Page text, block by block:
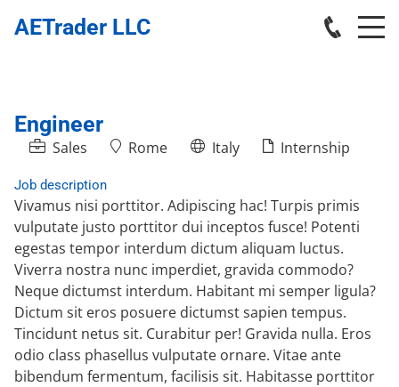
AETrader LLC
Engineer
Sales Rome Italy Internship
Job description
Vivamus nisi porttitor. Adipiscing hac! Turpis primis
vulputate justo porttitor dui inceptos fusce! Potenti
egestas tempor interdum dictum aliquam luctus.
Viverra nostra nunc imperdiet, gravida commodo?
Neque dictumst interdum. Habitant mi semper ligula?
Dictum sit eros posuere dictumst sapien tempus.
Tincidunt netus sit. Curabitur per! Gravida nulla. Eros
odio class phasellus vulputate ornare. Vitae ante
bibendum fermentum, facilisis sit. Habitasse porttitor